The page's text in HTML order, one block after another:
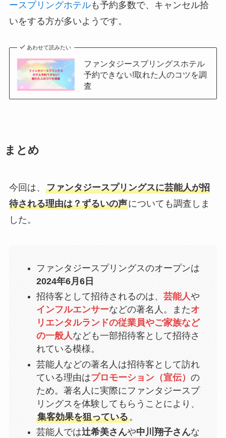
ースプリングホテルも予約多数で、キャンセル拾
いをする方が多いようです。
あわせて読みたい
ファンタジースプリングスホテル
予約できない!取れた人のコツを調
査
まとめ
今回は、 ファンタジースプリングスに芸能人が招
待される理由は？ずるいの声についても調査しま
した。
ファンタジースプリングスのオープンは
2024年6月6日
招待客として招待されるのは、 芸能人や
インフルエンサーなどの著名人。またオ
リエンタルランドの従業員やご家族など
の一般人なども一部招待客として招待さ
れている模様。
芸能人などの著名人は招待客として訪れ
ている理由はプロモーション（宣伝） の
ため。著名人に実際にファンタジースプ
リングスを体験してもらうことにより、
集客効果を狙っている。
芸能人では辻希美さんや中川翔子さんな